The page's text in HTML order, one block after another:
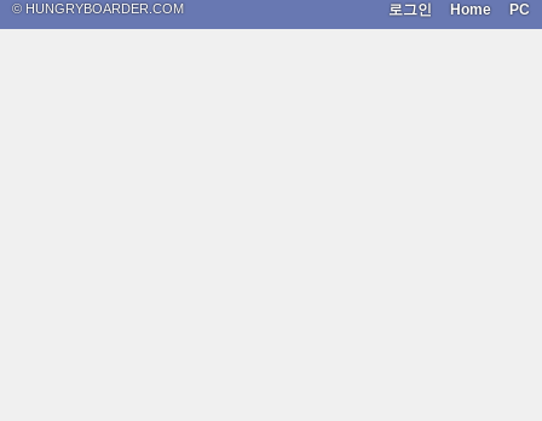
© HUNGRYBOARDER.COM PC
Home
로그인